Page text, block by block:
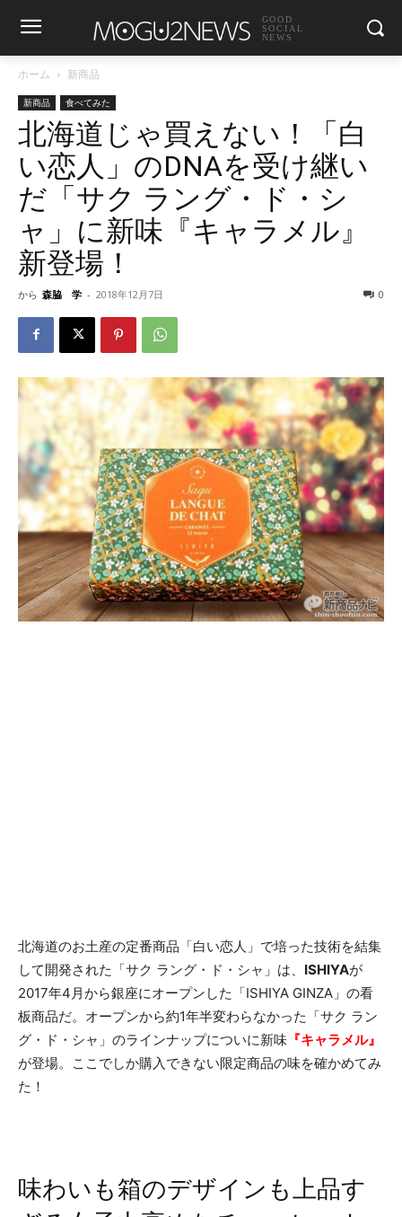
GOOD
SOCIAL
NEWS
ホーム 新商品
新商品 食べてみた
北海道じゃ買えない！「白
い恋人」のDNAを受け継い
だ「サク ラング・ド・シ
ャ」に新味『キャラメル』
新登場！
から 森脇 学 - 2018年12月7日 0
北海道のお土産の定番商品「白い恋人」で培った技術を結集
して開発された「サク ラング・ド・シャ」は、 ISHIYAが
2017年4月から銀座にオープンした「ISHIYA GINZA」の看
板商品だ。オープンから約1年半変わらなかった「サク ラン
グ・ド・シャ」のラインナップについに新味 『キャラメル』
が登場。ここでしか購入できない限定商品の味を確かめてみ
た！
味わいも箱のデザインも上品す